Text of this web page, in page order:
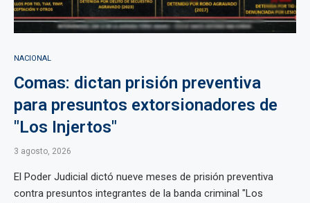
NACIONAL
Comas: dictan prisión preventiva
para presuntos extorsionadores de
"Los Injertos"
3 agosto, 2026
El Poder Judicial dictó nueve meses de prisión preventiva
contra presuntos integrantes de la banda criminal "Los